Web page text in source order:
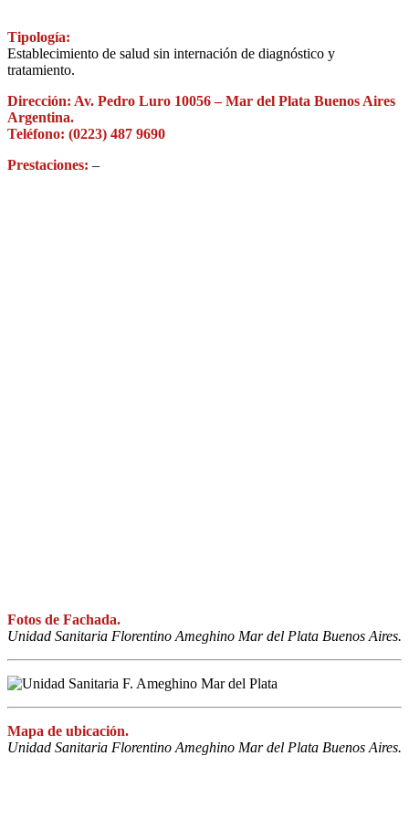
Tipología:
Establecimiento de salud sin internación de diagnóstico y
tratamiento.
Dirección: Av. Pedro Luro 10056 – Mar del Plata Buenos Aires
Argentina.
Teléfono: (0223) 487 9690
Prestaciones: –
Fotos de Fachada.
Unidad Sanitaria Florentino Ameghino Mar del Plata Buenos Aires.
Mapa de ubicación.
Unidad Sanitaria Florentino Ameghino Mar del Plata Buenos Aires.